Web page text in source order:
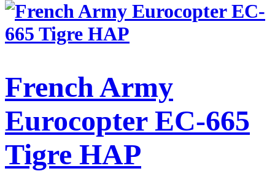
French Army
Eurocopter EC-665
Tigre HAP